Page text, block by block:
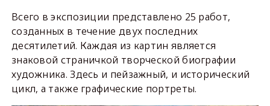
Всего в экспозиции представлено 25 работ,
созданных в течение двух последних
десятилетий. Каждая из картин является
знаковой страничкой творческой биографии
художника. Здесь и пейзажный, и исторический
цикл, а также графические портреты.